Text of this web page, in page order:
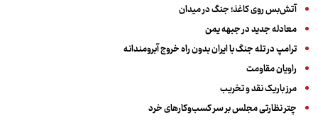
آتش‌بس روی کاغذ؛ جنگ در میدان
معادله جدید در جبهه یمن
ترامپ در تله جنگ با ایران بدون راه خروج آبرومندانه
راویان مقاومت
مرز باریک نقد و تخریب
چتر نظارتی مجلس بر سر کسب‌وکارهای خرد